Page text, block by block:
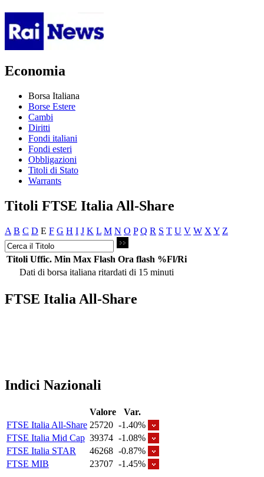
Economia
Borsa Italiana
Borse Estere
Cambi
Diritti
Fondi italiani
Fondi esteri
Obbligazioni
Titoli di Stato
Warrants
Titoli FTSE Italia All-Share
A B C D E F G H I J K L M N O P Q R S T U V W X Y Z
Titoli Uffic. Min Max Flash Ora flash %Fl/Ri
Dati di borsa italiana ritardati di 15 minuti
FTSE Italia All-Share
Indici Nazionali
Valore
Var.
FTSE Italia All-Share 25720 -1.40%
FTSE Italia Mid Cap 39374 -1.08%
FTSE Italia STAR
46268 -0.87%
FTSE MIB
23707 -1.45%